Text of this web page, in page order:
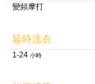
變頻摩打
延時洗衣
1-24 小時